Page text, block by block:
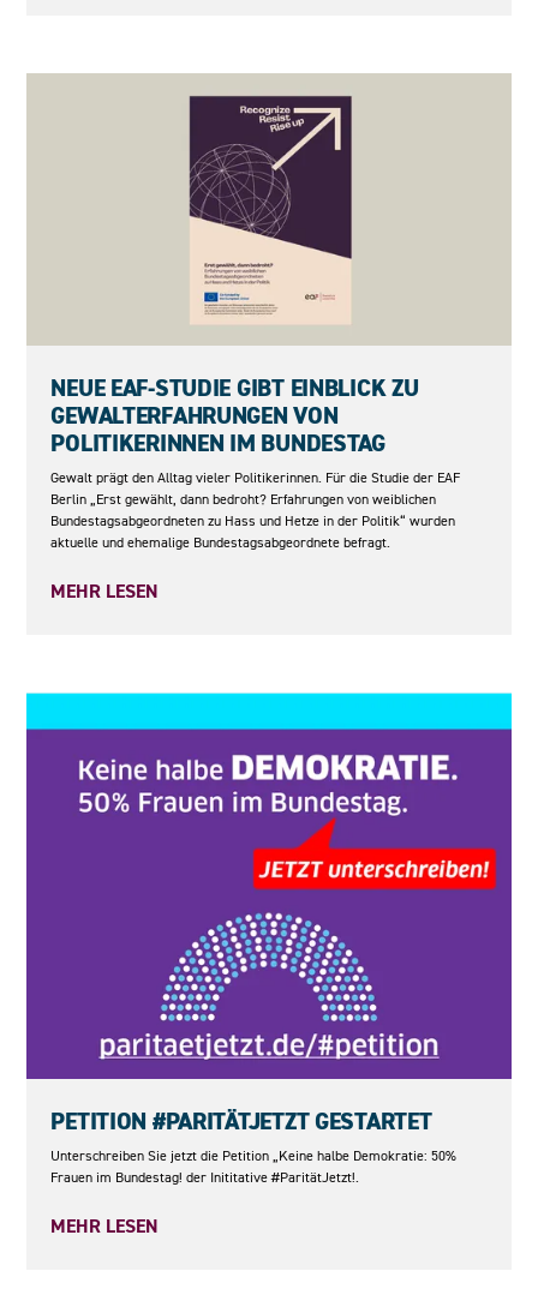
NEUE EAF-STUDIE GIBT EINBLICK ZU
GEWALTERFAHRUNGEN VON
POLITIKERINNEN IM BUNDESTAG
Gewalt prägt den Alltag vieler Politikerinnen. Für die Studie der EAF
Berlin „Erst gewählt, dann bedroht? Erfahrungen von weiblichen
Bundestagsabgeordneten zu Hass und Hetze in der Politik“ wurden
aktuelle und ehemalige Bundestagsabgeordnete befragt.
MEHR LESEN
PETITION #PARITÄTJETZT GESTARTET
Unterschreiben Sie jetzt die Petition „Keine halbe Demokratie: 50%
Frauen im Bundestag! der Inititative #ParitätJetzt!.
MEHR LESEN